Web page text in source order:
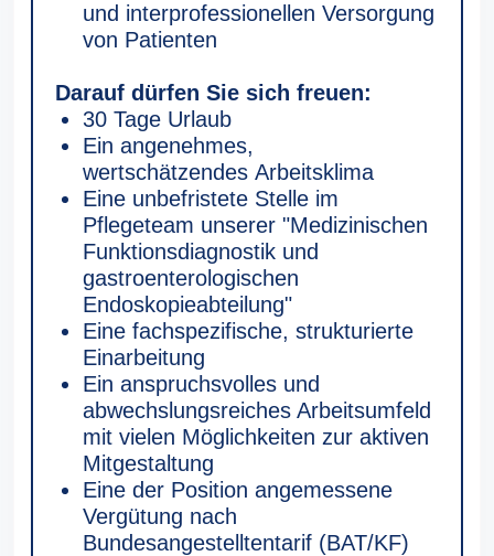
und interprofessionellen Versorgung
von Patienten
Darauf dürfen Sie sich freuen:
30 Tage Urlaub
Ein angenehmes,
wertschätzendes Arbeitsklima
Eine unbefristete Stelle im
Pflegeteam unserer "Medizinischen
Funktionsdiagnostik und
gastroenterologischen
Endoskopieabteilung"
Eine fachspezifische, strukturierte
Einarbeitung
Ein anspruchsvolles und
abwechslungsreiches Arbeitsumfeld
mit vielen Möglichkeiten zur aktiven
Mitgestaltung
Eine der Position angemessene
Vergütung nach
Bundesangestelltentarif (BAT/KF)